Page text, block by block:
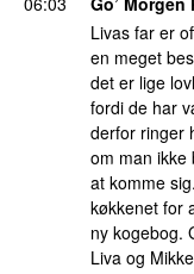
Livas far er
en meget
det er lige
fordi de har
derfor ringer
om man ikke
at komme
køkkenet for
ny kogebog.
Liva og